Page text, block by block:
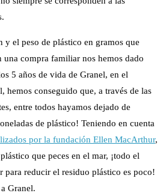
el peso de plástico en gramos que
una compra familiar nos hemos dado
5 años de vida de Granel, en el
hemos conseguido que, a través de las
entre todos hayamos dejado de
de plástico! Teniendo en cuenta
por la fundación Ellen MacArthur,
que peces en el mar, ¡todo el
para reducir el residuo plástico es poco!
Granel.